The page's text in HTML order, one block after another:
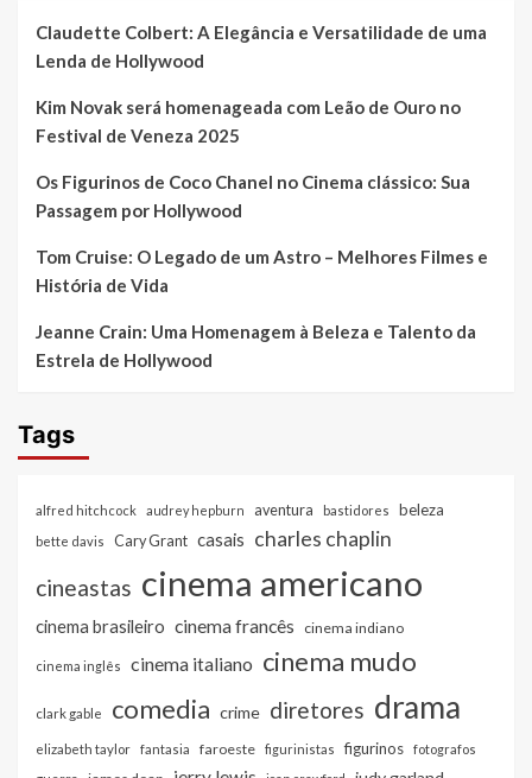
Claudette Colbert: A Elegância e Versatilidade de uma
Lenda de Hollywood
Kim Novak será homenageada com Leão de Ouro no
Festival de Veneza 2025
Os Figurinos de Coco Chanel no Cinema clássico: Sua
Passagem por Hollywood
Tom Cruise: O Legado de um Astro – Melhores Filmes e
História de Vida
Jeanne Crain: Uma Homenagem à Beleza e Talento da
Estrela de Hollywood
Tags
alfred hitchcock audrey hepburn aventura bastidores beleza
bette davis Cary Grant casais charles chaplin
cineastas cinema americano
cinema brasileiro cinema francês cinema indiano
cinema inglês cinema italiano cinema mudo
clark gable comedia crime diretores drama
elizabeth taylor fantasia faroeste figurinistas figurinos
fotografos